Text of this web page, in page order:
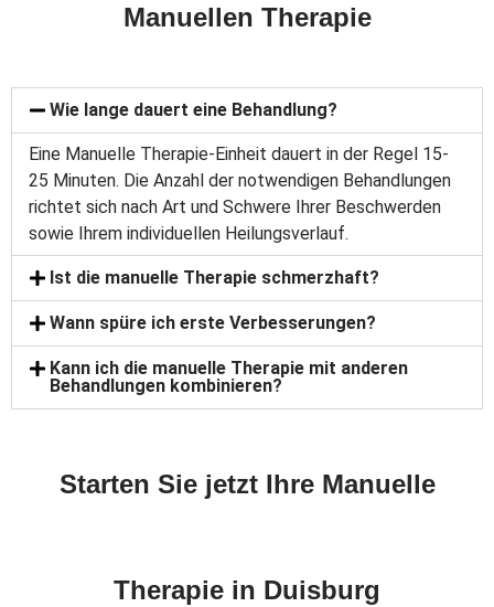
Manuellen Therapie
Wie lange dauert eine Behandlung?
Eine Manuelle Therapie-Einheit dauert in der Regel 15-
25 Minuten. Die Anzahl der notwendigen Behandlungen
richtet sich nach Art und Schwere Ihrer Beschwerden
sowie Ihrem individuellen Heilungsverlauf.
Ist die manuelle Therapie schmerzhaft?
Wann spüre ich erste Verbesserungen?
Kann ich die manuelle Therapie mit anderen
Behandlungen kombinieren?
Starten Sie jetzt Ihre Manuelle
Therapie in Duisburg